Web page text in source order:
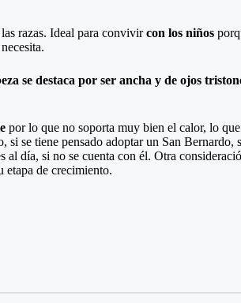
razas. Ideal para convivircon los niños
se destaca por ser ancha y de ojos
por lo que no soporta muy bien el calor, lo
si se tiene pensado adoptar un San Bernardo,
día, si no se cuenta con él. Otra
etapa de crecimiento.